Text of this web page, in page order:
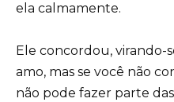
ela calmamente.
Ele concordou, virando-
amo, mas se você não
não pode fazer parte das